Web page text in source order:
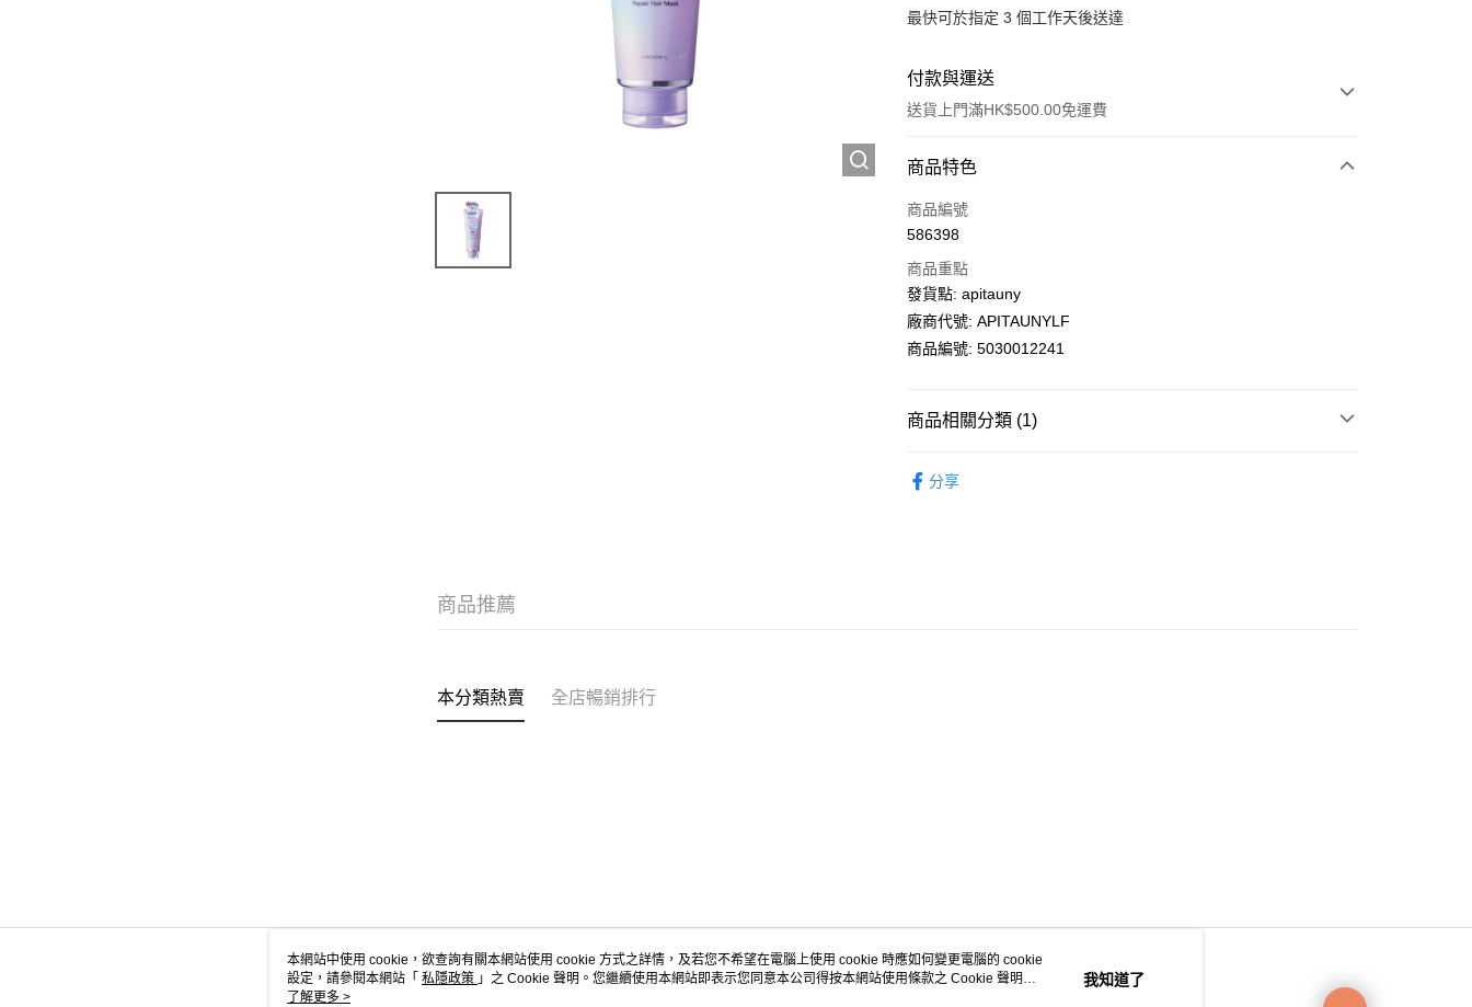
最快可於指定 3 個工作天後送達
付款與運送
送貨上門滿HK$500.00免運費
付款方式
信用卡
PayMe
WeChat Pay
每筆HK$100.00，滿HK$500.00或以上免運費
商品特色
商品編號
586398
商品重點
發貨點: apitauny
廠商代號: APITAUNYLF
商品編號: 5030012241
商品相關分類 (1)
油 分享
商品推薦
本分類熱賣 全店暢銷排行
關於我們 客戶服務
本網站中使用 cookie，欲查詢有關本網站使用 cookie 方式之詳情，及若您不希望在電腦上使用 cookie 時應如何變更電腦的 cookie
設定，請參閱本網站「 私隱政策 」之 Cookie 聲明。您繼續使用本網站即表示您同意本公司得按本網站使用條款之 Cookie 聲明使
用 cookie。
了解更多 >
我知道了